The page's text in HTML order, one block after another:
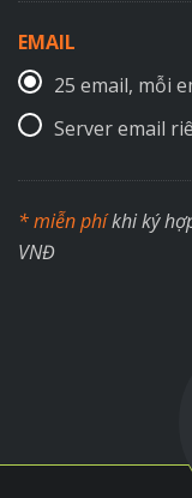
EMAIL
25 email, mỗi
Server email
* miễn phíkhi ký
VNĐ